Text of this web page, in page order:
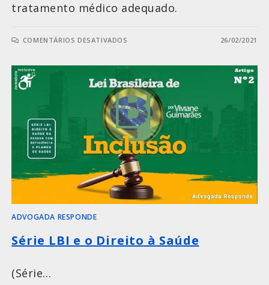
tratamento médico adequado.
COMENTÁRIOS DESATIVADOS 26/02/2021
ADVOGADA RESPONDE
Série LBI e o Direito à Saúde
(Série…